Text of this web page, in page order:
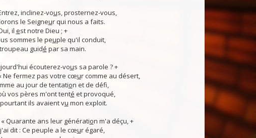
inclinez-vous, prosternez-vous,
le Seigneur qui nous a faits.
il est notre Dieu ; +
sommes le peuple qu'il conduit,
guidé par sa main.
écouterez-vous sa parole ? +
Ne fermez pas votre cœur comme au désert,
au jour de tentation et de défi,
vos pères m'ont tenté et provoqué,
ils avaient vu mon exploit.
« Quarante ans leur génération m'a déçu, +
dit : Ce peuple a le cœur égaré,